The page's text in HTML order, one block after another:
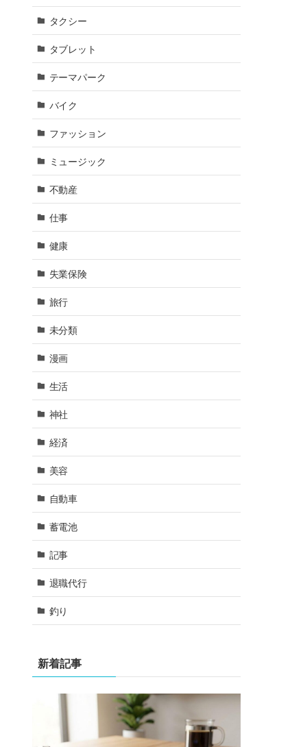
タクシー
タブレット
テーマパーク
バイク
ファッション
ミュージック
不動産
仕事
健康
失業保険
旅行
未分類
漫画
生活
神社
経済
美容
自動車
蓄電池
記事
退職代行
釣り
新着記事